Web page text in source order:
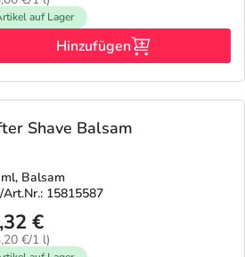
auf Lager
Hinzufügen
Shave Balsam
Balsam
Art.Nr.: 15815587
€
€/1 l)